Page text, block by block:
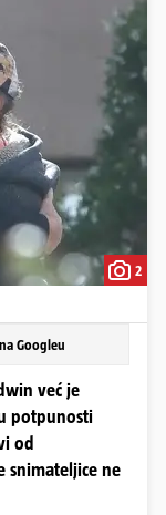
2
Googleu
već je
potpunosti
od
snimateljice ne